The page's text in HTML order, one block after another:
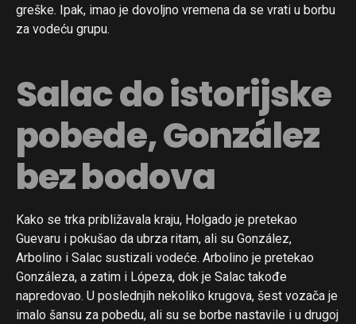
greške. Ipak, imao je dovoljno vremena da se vrati u borbu
za vodeću grupu.
Salac do istorijske
pobede, González
bez bodova
Kako se trka približavala kraju, Holgado je pretekao
Guevaru i pokušao da ubrza ritam, ali su González,
Arbolino i Salac sustizali vodeće. Arbolino je pretekao
Gonzáleza, a zatim i Lópeza, dok je Salac takođe
napredovao. U poslednjih nekoliko krugova, šest vozača je
imalo šansu za pobedu, ali su se borbe nastavile i u drugoj